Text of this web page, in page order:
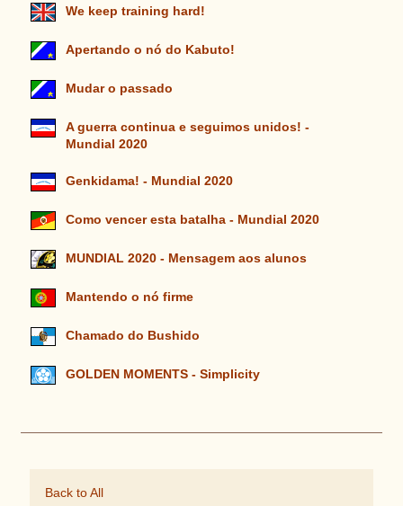
We keep training hard!
Apertando o nó do Kabuto!
Mudar o passado
A guerra continua e seguimos unidos! -
Mundial 2020
Genkidama! - Mundial 2020
Como vencer esta batalha - Mundial 2020
MUNDIAL 2020 - Mensagem aos alunos
Mantendo o nó firme
Chamado do Bushido
GOLDEN MOMENTS - Simplicity
Back to All